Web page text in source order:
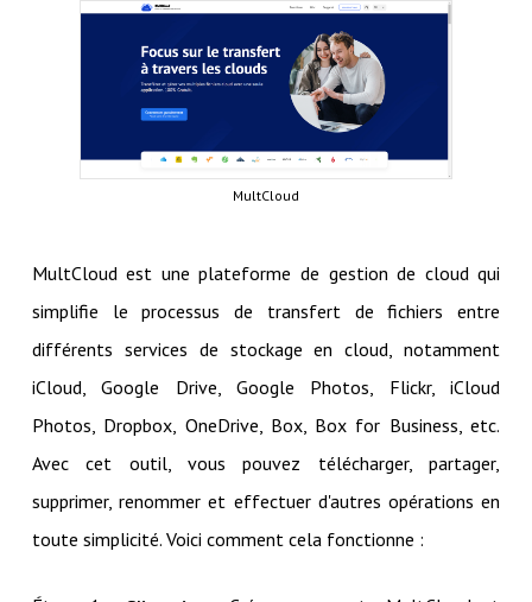
MultCloud
MultCloud est une plateforme de gestion de cloud qui
simplifie le processus de transfert de fichiers entre
différents services de stockage en cloud, notamment
iCloud, Google Drive, Google Photos, Flickr, iCloud
Photos, Dropbox, OneDrive, Box, Box for Business, etc.
Avec cet outil, vous pouvez télécharger, partager,
supprimer, renommer et effectuer d'autres opérations en
toute simplicité. Voici comment cela fonctionne :